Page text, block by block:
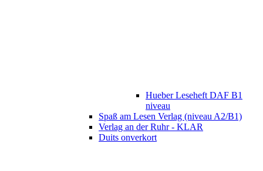
Hueber Leseheft DAF B1
niveau
Spaß am Lesen Verlag (niveau A2/B1)
Verlag an der Ruhr - KLAR
Duits onverkort